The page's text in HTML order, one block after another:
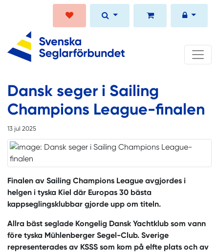
Dansk seger i Sailing
Champions League-finalen
13 jul 2025
Finalen av Sailing Champions League avgjordes i
helgen i tyska Kiel där Europas 30 bästa
kappseglingsklubbar gjorde upp om titeln.
Allra bäst seglade Kongelig Dansk Yachtklub som vann
före tyska Mühlenberger Segel-Club. Sverige
representerades av KSSS som kom på elfte plats och av